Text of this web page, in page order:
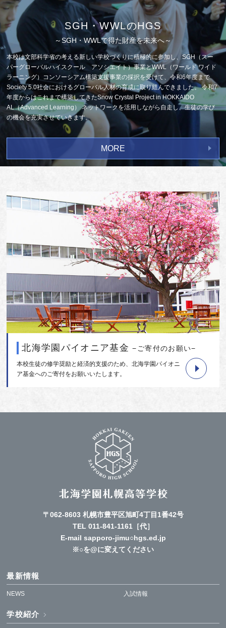
SGH・WWLのHGS
～SGH・WWLで得た財産を未来へ～
本校は文部科学省の考える新しい学校づくりに積極的に参加し、SGH（スー
パーグローバルハイスクール アソシエイト）事業とWWL（ワールド ワイド
ラーニング）コンソーシアム構築支援事業の採択を受けて、令和6年度まで
Society 5.0社会におけるグローバル人材の育成に取り組んできました。 令和7
年度からはこれまで構築してきたSnow Crystal Project in HOKKAIDO
AL（Advanced Learning） ネットワークを活用しながら自走し、生徒の学び
の機会を充実させていきます。
MORE
北海学園パイオニア基金−ご寄付のお願い−
本校生徒の修学奨励と経済的支援のため、北海学園パイオニ
ア基金へのご寄付をお願いいたします。
〒062-8603 札幌市豊平区旭町4丁目1番42号
TEL 011-841-1161 ［代］
E-mail sapporo-jimu○hgs.ed.jp
※○を@に変えてください
最新情報
NEWS 入試情報
学校紹介